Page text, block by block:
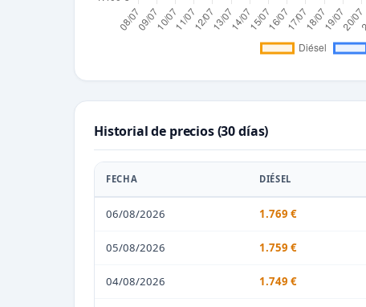
Historial de precios (30 días)
FECHA DIÉSEL
06/08/2026 1.769 €
05/08/2026 1.759 €
04/08/2026 1.749 €